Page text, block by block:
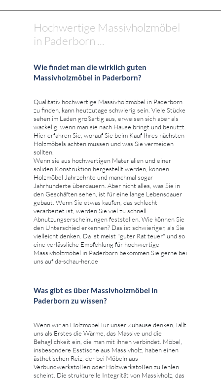
Hochwertige Massivholzmöbel
in Paderborn ...
Wie findet man die wirklich guten
Massivholzmöbel in Paderborn?
Qualitativ hochwertige Massivholzmöbel in Paderborn
zu finden, kann heutzutage schwierig sein. Viele Stücke
sehen im Laden großartig aus, erweisen sich aber als
wackelig, wenn man sie nach Hause bringt und benutzt.
Hier erfahren Sie, worauf Sie beim Kauf Ihres nächsten
Holzmöbels achten müssen und was Sie vermeiden
sollten.
Wenn sie aus hochwertigen Materialien und einer
soliden Konstruktion hergestellt werden, können
Holzmöbel Jahrzehnte und manchmal sogar
Jahrhunderte überdauern. Aber nicht alles, was Sie in
den Geschäften sehen, ist für eine lange Lebensdauer
gebaut. Wenn Sie etwas kaufen, das schlecht
verarbeitet ist, werden Sie viel zu schnell
Abnutzungserscheinungen feststellen. Wie können Sie
den Unterschied erkennen? Das ist schwieriger, als Sie
vielleicht denken. Da ist meist "guter Rat teuer" und so
eine verlässliche Empfehlung für hochwertige
Massivholzmöbel in Paderborn bekommen Sie gerne bei
uns auf da-schau-her.de
Was gibt es über Massivholzmöbel in
Paderborn zu wissen?
Wenn wir an Holzmöbel für unser Zuhause denken, fällt
uns als Erstes die Wärme, das Massive und die
Behaglichkeit ein, die man mit ihnen verbindet. Möbel,
insbesondere Esstische aus Massivholz, haben einen
ästhetischen Reiz, der bei Möbeln aus
Verbundwerkstoffen oder Holzwerkstoffen zu fehlen
scheint. Die strukturelle Integrität von Massivholz, das